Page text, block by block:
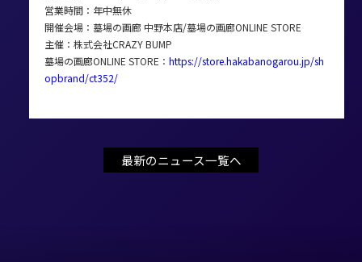
営業時間：年中無休
開催会場：墓場の画廊 中野本店/墓場の画廊ONLINE STORE
主催：株式会社CRAZY BUMP
墓場の画廊ONLINE STORE： https://store.hakabanogarou.jp/sh
opbrand/ct352/
最新のニュース一覧へ